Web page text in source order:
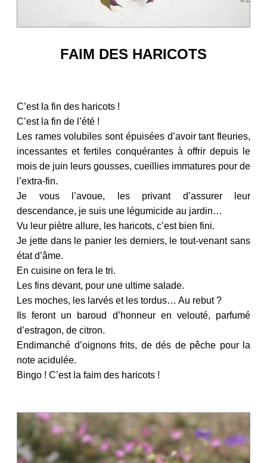
FAIM DES HARICOTS
C’est la fin des haricots !
C’est la fin de l’été !
Les rames volubiles sont épuisées d’avoir tant fleuries,
incessantes et fertiles conquérantes à offrir depuis le
mois de juin leurs gousses, cueillies immatures pour de
l’extra-fin.
Je vous l’avoue, les privant d’assurer leur
descendance, je suis une légumicide au jardin…
Vu leur piètre allure, les haricots, c’est bien fini.
Je jette dans le panier les derniers, le tout-venant sans
état d’âme.
En cuisine on fera le tri.
Les fins devant, pour une ultime salade.
Les moches, les larvés et les tordus… Au rebut ?
Ils feront un baroud d’honneur en velouté, parfumé
d’estragon, de citron.
Endimanché d’oignons frits, de dés de pêche pour la
note acidulée.
Bingo ! C’est la faim des haricots !